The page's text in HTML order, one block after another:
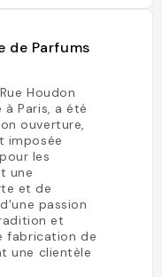
de Parfums
Houdon
Paris, a été
ouverture,
imposée
les
une
et de
passion
et
fabrication de
une clientèle